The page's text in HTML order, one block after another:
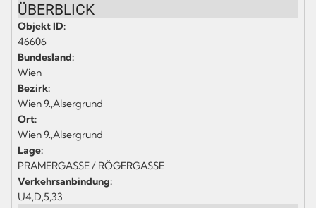
ÜBERBLICK
Objekt ID:
46606
Bundesland:
Wien
Bezirk:
Wien 9.,Alsergrund
Ort:
Wien 9.,Alsergrund
Lage:
PRAMERGASSE / RÖGERGASSE
Verkehrsanbindung:
U4,D,5,33